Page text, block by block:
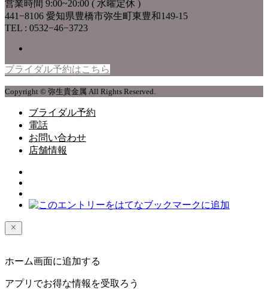
営業時間 9:00~20:00 ( 水曜定休 )
441−8106 愛知県豊橋市弥生町東豊和149-15
TEL : 0532−46−3723
ブライダル予約はこちら
Copyright © 弥生貴金属 All Rights Reserved.
ブライダル予約
電話
お問い合わせ
店舗情報
ホーム画面に追加する
アプリでお得な情報を受取ろう